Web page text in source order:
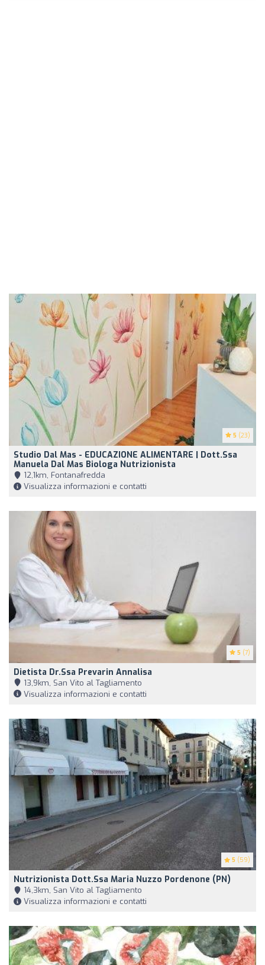
5 (23)
Studio Dal Mas - EDUCAZIONE ALIMENTARE | Dott.ssa
Manuela Dal Mas Biologa Nutrizionista
12,1km, Fontanafredda
Visualizza informazioni e contatti
5 (7)
Dietista Dr.ssa Prevarin Annalisa
13,9km, San Vito al Tagliamento
Visualizza informazioni e contatti
5 (59)
Nutrizionista Dott.ssa Maria Nuzzo Pordenone (PN)
14,3km, San Vito al Tagliamento
Visualizza informazioni e contatti